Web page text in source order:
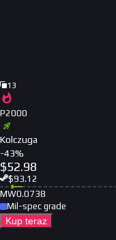
13
P2000
Kolczuga
-43%
$52.98
$93.12
MW0.0738
Mil-spec grade
Kup teraz